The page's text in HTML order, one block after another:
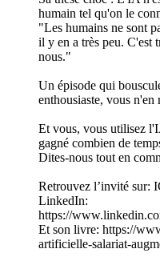
humain tel qu'on le
"Les humains ne sont
il y en a très peu. C'est
nous."
Un épisode qui
enthousiaste, vous n'en
Et vous, vous utilisez
gagné combien de
Dites-nous tout en
Retrouvez l’invité sur:
LinkedIn:
https://
Et son livre: https://
artificielle-salariat-